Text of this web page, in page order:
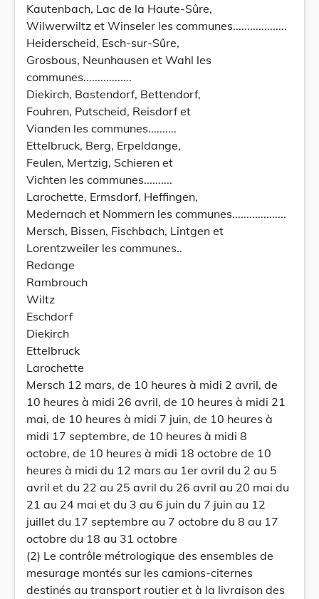
Kautenbach, Lac de la Haute-Sûre,
Wilwerwiltz et Winseler les communes...................
Heiderscheid, Esch-sur-Sûre,
Grosbous, Neunhausen et Wahl les
communes.................
Diekirch, Bastendorf, Bettendorf,
Fouhren, Putscheid, Reisdorf et
Vianden les communes..........
Ettelbruck, Berg, Erpeldange,
Feulen, Mertzig, Schieren et
Vichten les communes..........
Larochette, Ermsdorf, Heffingen,
Medernach et Nommern les communes...................
Mersch, Bissen, Fischbach, Lintgen et
Lorentzweiler les communes..
Redange
Rambrouch
Wiltz
Eschdorf
Diekirch
Ettelbruck
Larochette
Mersch 12 mars, de 10 heures à midi 2 avril, de
10 heures à midi 26 avril, de 10 heures à midi 21
mai, de 10 heures à midi 7 juin, de 10 heures à
midi 17 septembre, de 10 heures à midi 8
octobre, de 10 heures à midi 18 octobre de 10
heures à midi du 12 mars au 1er avril du 2 au 5
avril et du 22 au 25 avril du 26 avril au 20 mai du
21 au 24 mai et du 3 au 6 juin du 7 juin au 12
juillet du 17 septembre au 7 octobre du 8 au 17
octobre du 18 au 31 octobre
(2) Le contrôle métrologique des ensembles de
mesurage montés sur les camions-citernes
destinés au transport routier et à la livraison des